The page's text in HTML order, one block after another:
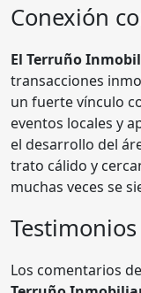
Conexión
El Terruño
transacciones
un fuerte vínculo
eventos locales y
el desarrollo del
trato cálido y
muchas veces se
Los comentarios